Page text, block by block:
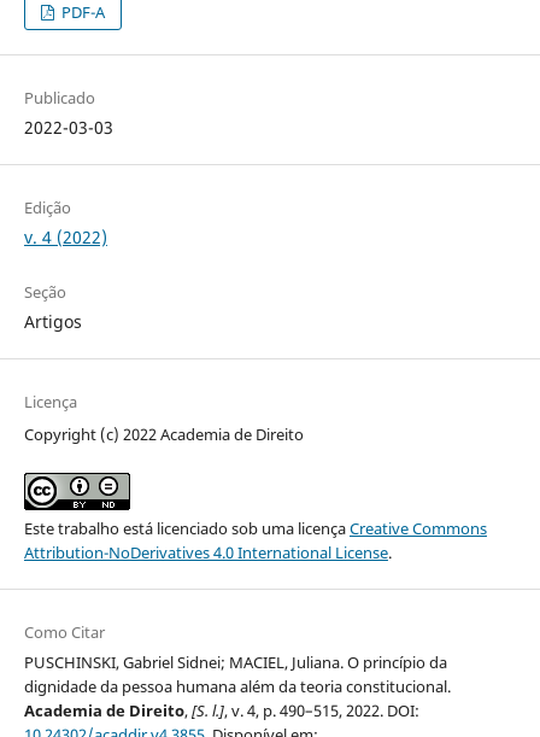
PDF-A
Publicado
2022-03-03
Edição
v. 4 (2022)
Seção
Artigos
Licença
Copyright (c) 2022 Academia de Direito
Este trabalho está licenciado sob uma licençaCreative Commons
Attribution-NoDerivatives 4.0 International License.
Como Citar
PUSCHINSKI, Gabriel Sidnei; MACIEL, Juliana. O princípio da
dignidade da pessoa humana além da teoria constitucional.
Academia de Direito,[S. l.], v. 4, p. 490–515, 2022. DOI: